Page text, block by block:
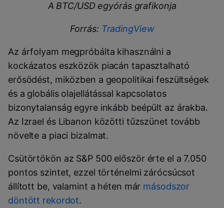
A BTC/USD egyórás grafikonja
Forrás: TradingView
Az árfolyam megpróbálta kihasználni a
kockázatos eszközök piacán tapasztalható
erősödést, miközben a geopolitikai feszültségek
és a globális olajellátással kapcsolatos
bizonytalanság egyre inkább beépült az árakba.
Az Izrael és Libanon közötti tűzszünet tovább
növelte a piaci bizalmat.
Csütörtökön az S&P 500 először érte el a 7.050
pontos szintet, ezzel történelmi zárócsúcsot
állított be, valamint a héten már másodszor
döntött rekordot.